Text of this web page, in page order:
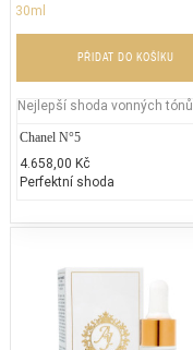
30ml
PŘIDAT DO KOŠÍKU
Nejlepší shoda vonných tónů
Chanel N°5
4.658,00 Kč
Perfektní shoda